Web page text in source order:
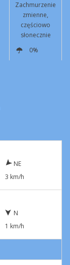
Zachmurzenie
zmienne,
częściowo
słonecznie
0%
NE
3 km/h
N
1 km/h